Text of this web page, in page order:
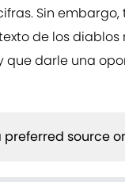
Sin embargo,
de los diablos
que darle una
preferred source